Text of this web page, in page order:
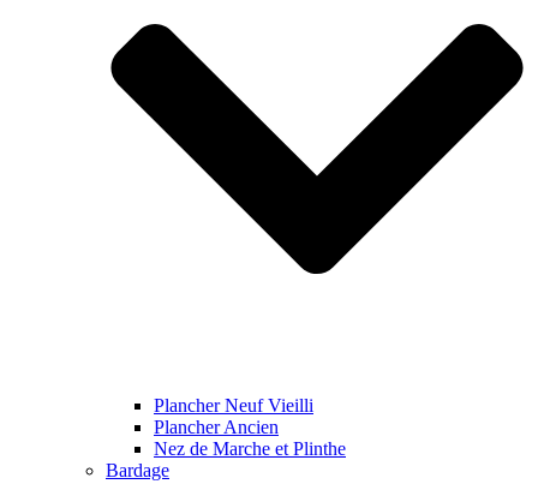
Plancher Neuf Vieilli
Plancher Ancien
Nez de Marche et Plinthe
Bardage